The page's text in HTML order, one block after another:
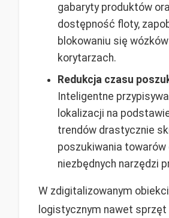
gabaryty produktów
dostępność floty,
blokowaniu się
korytarzach.
Redukcja czasu
Inteligentne
lokalizacji na
trendów drastycznie
poszukiwania towarów
niezbędnych narzędzi
W zdigitalizowanym
logistycznym nawet sprzęt